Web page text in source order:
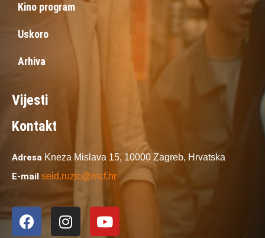
Kino program
Uskoro
Arhiva
Vijesti
Kontakt
Adresa Kneza Mislava 15, 10000 Zagreb, Hrvatska
E-mail seid.ruzic@mcf.hr